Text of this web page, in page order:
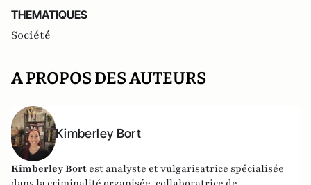
THEMATIQUES
Société
A PROPOS DES AUTEURS
Kimberley Bort
Kimberley Bort est analyste et vulgarisatrice spécialisée